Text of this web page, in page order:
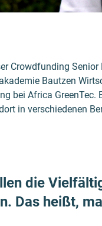
Crowdfunding Senior
Bautzen
bei Africa
in verschiedenen
die
Das heißt,